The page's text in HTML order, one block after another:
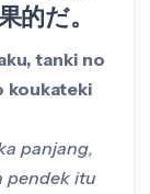
的だ。
tanki no
koukateki
panjang,
pendek itu